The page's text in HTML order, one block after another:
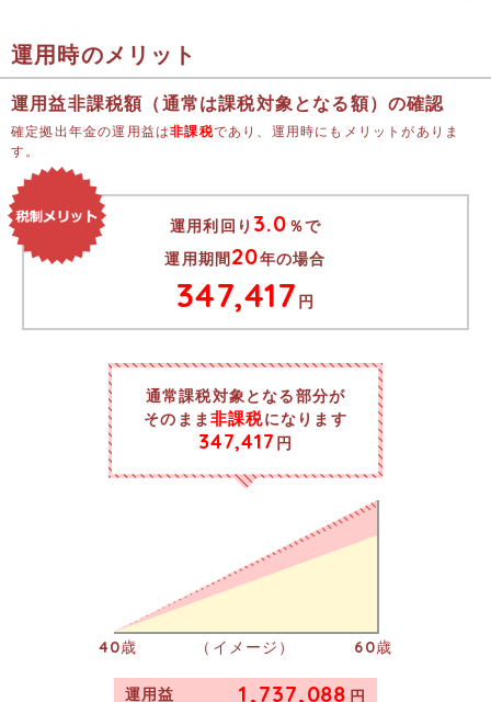
運用時のメリット
運用益非課税額（通常は課税対象となる額）の確認
確定拠出年金の運用益は非課税であり、運用時にもメリットがありま
す。
運用利回り 3.0 ％で
運用期間20年の場合
347,417 円
通常課税対象となる部分が
そのまま非課税になります
347,417 円
40歳 60歳
（イメージ）
運用益 1 ,737,088 円